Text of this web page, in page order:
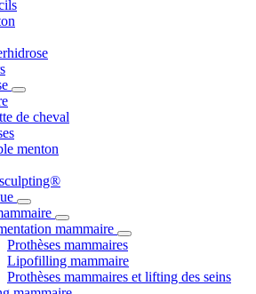
de cheval
menton
mammaire
Prothèses mammaires
Lipofilling mammaire
Prothèses mammaires et lifting des seins